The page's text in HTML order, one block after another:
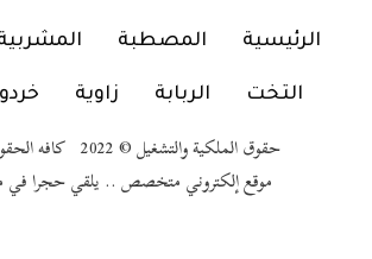
الرئيسية المصطبة
التخت الربابة زاوية
حقوق الملكية والتشغيل © 2022 كافه الحقوق محفوظة
موقع إلكتروني متخصص .. يلقي حجرا في